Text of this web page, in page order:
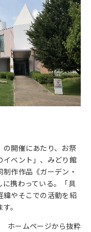
の開催にあたり、お祭
イベント」、みどり館
作作品《ガーデン・
携わっている。「具
緯やそこでの活動を紹
。
ホームページから抜粋